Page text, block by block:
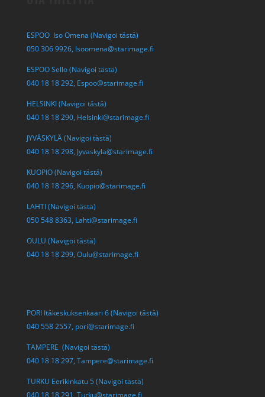
ESPOO Iso Omena (Navigoi tästä)
050 306 9926, Isoomena@starimage.fi
ESPOO Sello (Navigoi tästä)
040 18 18 292, Espoo@starimage.fi
HELSINKI (Navigoi tästä)
040 18 18 290, Helsinki@starimage.fi
JYVÄSKYLÄ (Navigoi tästä)
040 18 18 298, Jyvaskyla@starimage.fi
KUOPIO (Navigoi tästä)
040 18 18 296, Kuopio@starimage.fi
LAHTI (Navigoi tästä)
050 548 8363, Lahti@starimage.fi
OULU (Navigoi tästä)
040 18 18 299, Oulu@starimage.fi
PORI Itäkeskuksenkaari 6 (Navigoi tästä)
040 558 2557, pori@starimage.fi
TAMPERE (Navigoi tästä)
040 18 18 297, Tampere@starimage.fi
TURKU Eerikinkatu 5 (Navigoi tästä)